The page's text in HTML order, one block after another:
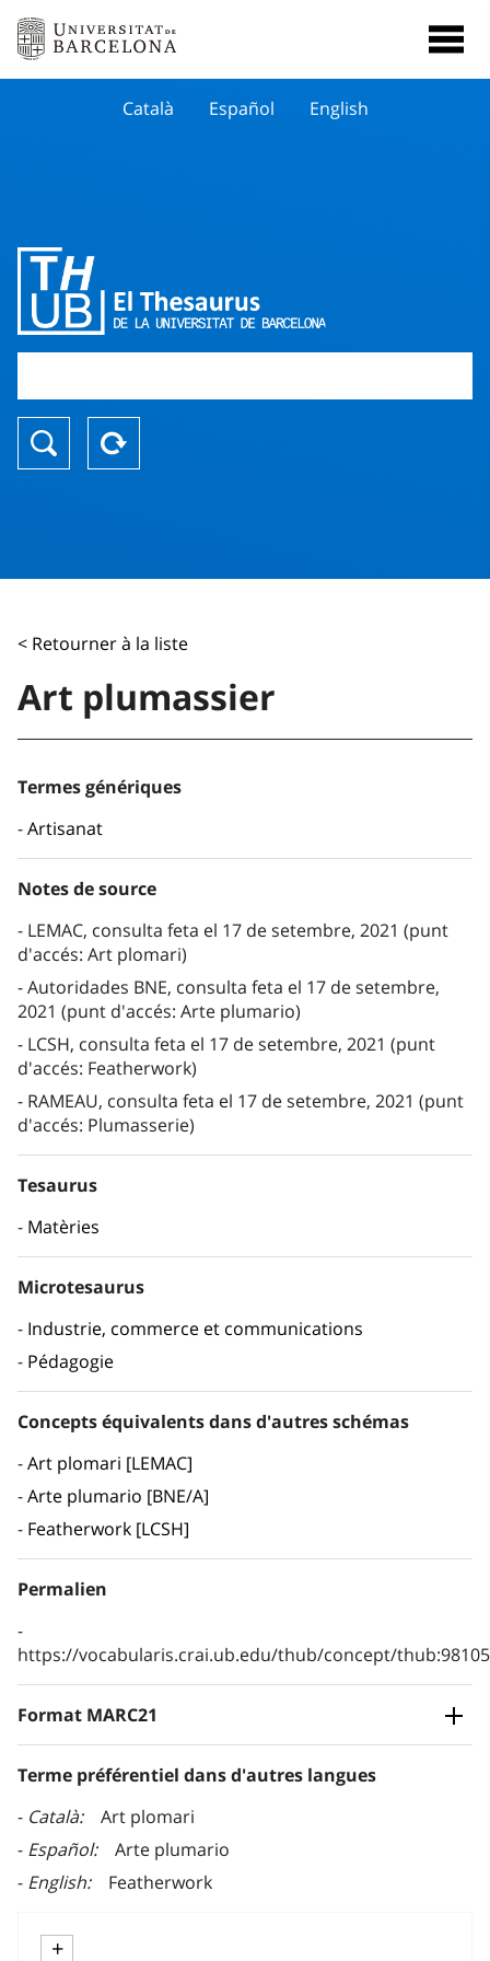
Català Español English
< Retourner à la liste
Art plumassier
Termes génériques
Artisanat
Notes de source
LEMAC, consulta feta el 17 de setembre, 2021 (punt
d'accés: Art plomari)
Autoridades BNE, consulta feta el 17 de setembre,
2021 (punt d'accés: Arte plumario)
LCSH, consulta feta el 17 de setembre, 2021 (punt
d'accés: Featherwork)
RAMEAU, consulta feta el 17 de setembre, 2021 (punt
d'accés: Plumasserie)
Tesaurus
Matèries
Microtesaurus
Industrie, commerce et communications
Pédagogie
Concepts équivalents dans d'autres schémas
Art plomari [LEMAC]
Arte plumario [BNE/A]
Featherwork [LCSH]
Permalien
https://vocabularis.crai.ub.edu/thub/concept/
Format MARC21
Terme préférentiel dans d'autres langues
Català
Art plomari
Español
Arte plumario
English
Featherwork
+